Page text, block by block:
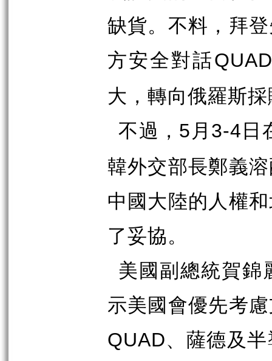
缺貨。不料，拜
方安全對話QUAD
大，轉向俄羅斯
不過， 5 月 3-4日
韓外交部長鄭義
中國大陸的人權
了妥協。
美國副總統賀錦
示美國會優先考
QUAD、薩德及